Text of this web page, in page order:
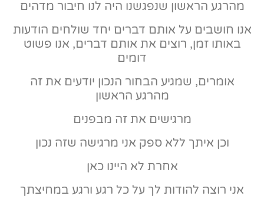
מהרגע הראשון שנפגשנו היה לנו חיבור מדהים
אנו חושבים על אותם דברים יחד שולחים הודעות
באותו זמן, רוצים את אותם דברים, אנו פשוט
דומים
אומרים, שמגיע הבחור הנכון יודעים את זה
מהרגע הראשון
מרגישים את זה מבפנים
וכן איתך ללא ספק אני מרגישה שזה נכון
אחרת לא היינו כאן
אני רוצה להודות לך על כל רגע ורגע במחיצתך